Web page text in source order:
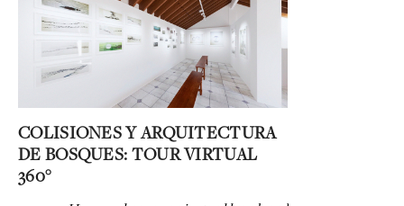
COLISIONES Y ARQUITECTURA
DE BOSQUES: TOUR VIRTUAL
360°